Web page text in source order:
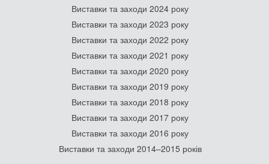
Виставки та заходи 2024 року
Виставки та заходи 2023 року
Виставки та заходи 2022 року
Виставки та заходи 2021 року
Виставки та заходи 2020 року
Виставки та заходи 2019 року
Виставки та заходи 2018 року
Виставки та заходи 2017 року
Виставки та заходи 2016 року
Виставки та заходи 2014–2015 років